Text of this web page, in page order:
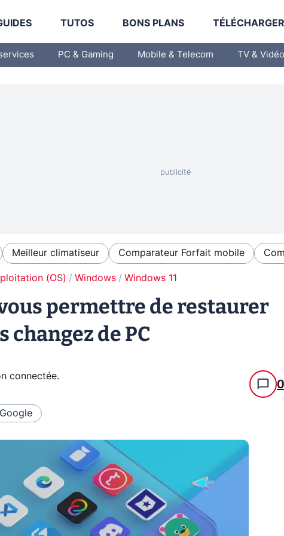
TUTOS BONS PLANS
PC & Gaming Mobile & Telecom TV & Vidéo
Meilleur climatiseur Comparateur Forfait mobile
(OS) Windows Windows 11
permettre de restaurer
changez de PC
connectée.
0
Google